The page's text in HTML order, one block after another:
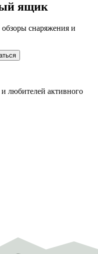
ящик
снаряжения и
любителей активного